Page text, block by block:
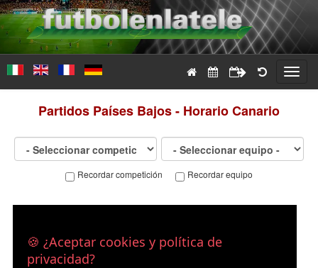
Partidos Países Bajos - Horario Canario
Recordar competición Recordar equipo
🍪 ¿Aceptar cookies y política de
privacidad?